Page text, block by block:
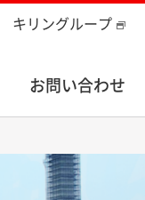
お問い合わせ
キリングループ